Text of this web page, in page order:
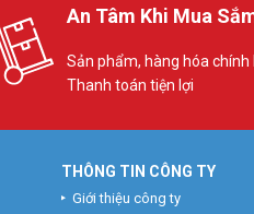
An Tâm Khi Mua
Sản phẩm, hàng hóa chính
Thanh toán tiện lợi
THÔNG TIN CÔNG TY
Giới thiệu công ty